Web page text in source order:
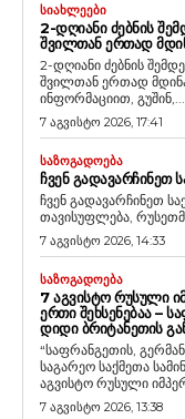
ᲡᲘᲐᲮᲚᲔᲔᲑᲘ
2-ᲓᲦᲘᲐᲜᲘ ᲫᲔᲑᲜᲘᲡ
ᲨᲕᲘᲚᲗᲐᲜ ᲔᲠᲗᲐᲓ
2-დღიანი ძებნის
შვილთან ერთად
ინფორმაციით, გუშინ,...
7 აგვისტო 2026, 17:41
ᲡᲐᲖᲝᲒᲐᲓᲝᲔᲑᲐ
ᲩᲕᲔᲜ ᲒᲐᲓᲐᲕᲐᲠᲩᲘᲜᲔᲗ
ჩვენ გადავარჩინეთ
თავისუფლება,
7 აგვისტო 2026, 14:33
ᲡᲐᲖᲝᲒᲐᲓᲝᲔᲑᲐ
7 ᲐᲒᲕᲘᲡᲢᲝ ᲠᲣᲡᲣᲚᲘ
ᲔᲠᲗᲘ ᲨᲔᲮᲡᲔᲜᲔᲑᲐᲐ –
ᲓᲘᲓᲘ ᲑᲠᲘᲢᲐᲜᲔᲗᲘᲡ
“საფრანგეთის,
საგარეო საქმეთა
აგვისტო რუსული
7 აგვისტო 2026, 13:38